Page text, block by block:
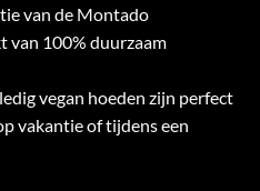
van de Montado
van 100% duurzaam
vegan hoeden zijn perfect
vakantie of tijdens een